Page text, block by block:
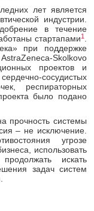
лет является
индустрии.
в течение
стартапами1.
при поддержке
Skolkovo
проектов и
сосудистых
респираторных
было подано
прочность системы
– не исключение.
угрозе
использовать
искать
задач систем